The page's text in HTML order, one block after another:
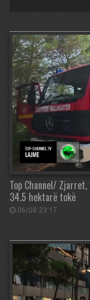
Top Channel/
34.5 hektarë tokë
06/08 23:17